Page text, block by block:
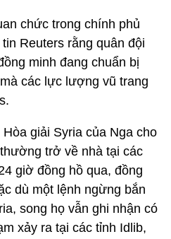
chức trong chính phủ
Reuters rằng quân đội
minh đang chuẩn bị
các lực lượng vũ trang
giải Syria của Nga cho
trở về nhà tại các
giờ đồng hồ qua, đồng
dù một lệnh ngừng bắn
song họ vẫn ghi nhận có
xảy ra tại các tỉnh Idlib,